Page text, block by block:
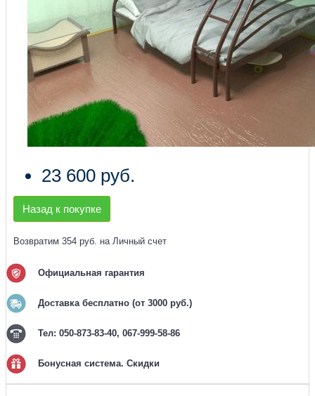
23 600 руб.
Назад к покупке
Возвратим 354 руб. на Личный счет
Официальная гарантия
Доставка бесплатно (от 3000 руб.)
Тел: 050-873-83-40, 067-999-58-86
Бонусная система. Скидки